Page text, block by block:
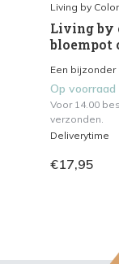
Living by
Living by
bloempot
Een
Op voorraad
Voor 14.00
verzonden.
Deliverytime
€17,95